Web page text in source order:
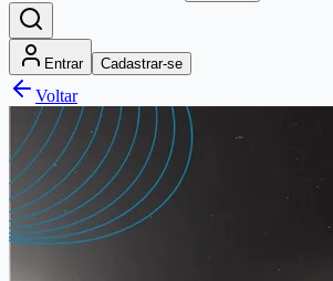
Entrar Cadastrar-se
Voltar